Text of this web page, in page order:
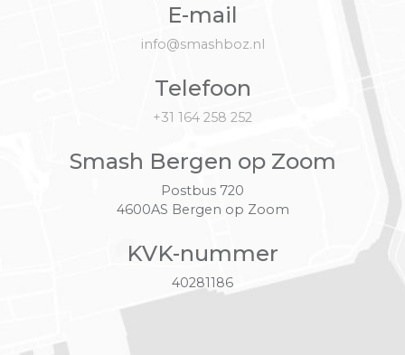
E-mail
info@smashboz.nl
Telefoon
+31 164 258 252
Smash Bergen op Zoom
Postbus 720
4600AS Bergen op Zoom
KVK-nummer
40281186